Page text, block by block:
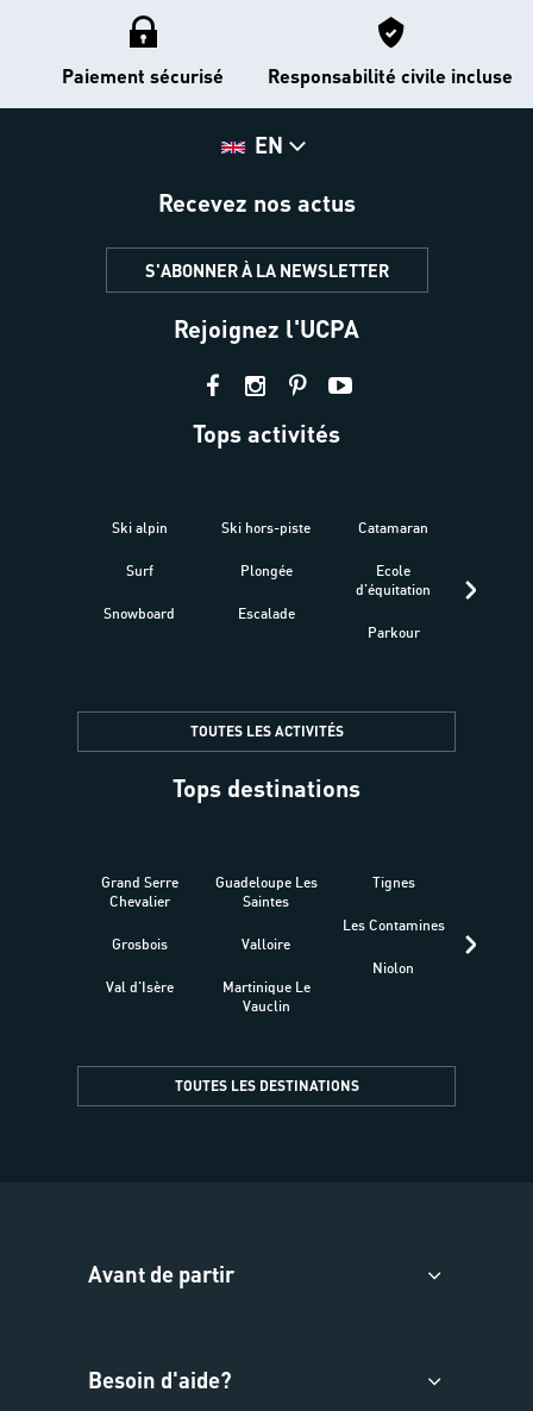
Paiement sécurisé Responsabilité civile incluse
EN
Recevez nos actus
S'ABONNER À LA NEWSLETTER
Rejoignez l'UCPA
Tops activités
Ski alpin
Surf
Snowboard
Ski hors-piste
Plongée
Escalade
Catamaran
Ecole
d'équitation
Parkour
TOUTES LES ACTIVITÉS
Tops destinations
Grand Serre
Chevalier
Grosbois
Val d'Isère
Guadeloupe Les
Saintes
Valloire
Martinique Le
Vauclin
Tignes
Les Contamines
Niolon
TOUTES LES DESTINATIONS
Avant de partir
Besoin d'aide?